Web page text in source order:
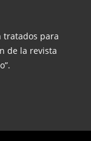
tratados para
de la revista